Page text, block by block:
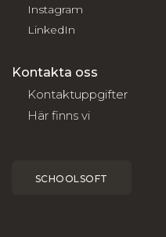
Instagram
LinkedIn
Kontakta oss
Kontaktuppgifter
Här finns vi
SCHOOLSOFT